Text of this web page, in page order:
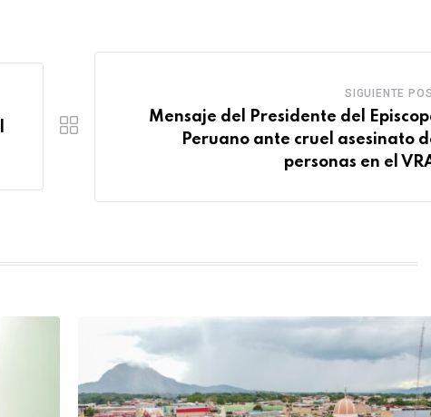
SIGUIENTE
Mensaje del Presidente del
Peruano ante cruel asesinato
personas en el